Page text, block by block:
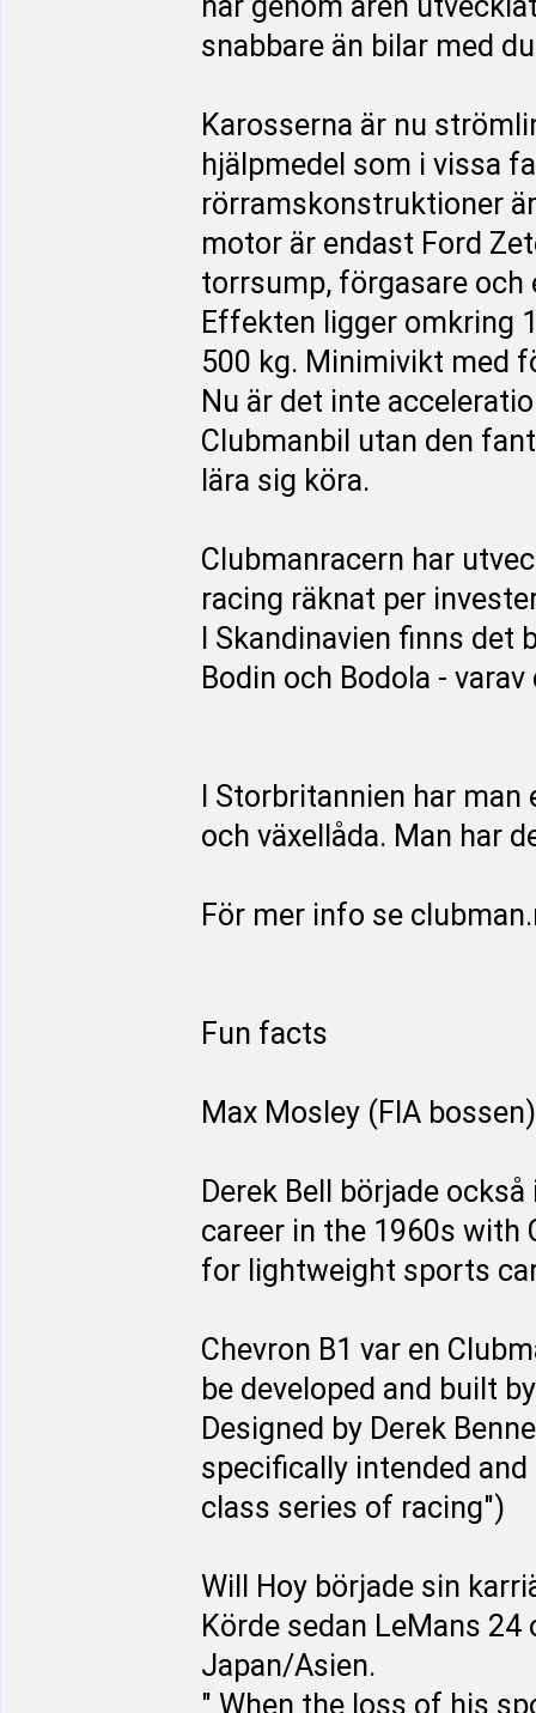
snabbare än bilar med
Karosserna är nu
hjälpmedel som i vissa
rörramskonstruktioner
motor är endast Ford
torrsump, förgasare och
Effekten ligger omkring
500 kg. Minimivikt med
Nu är det inte
Clubmanbil utan den
lära sig köra.
Clubmanracern har
racing räknat per
I Skandinavien finns
Bodin och Bodola -
I Storbritannien har
och växellåda. Man har
För mer info se
Fun facts
Max Mosley (FIA
Derek Bell började
career in the 1960s with
for lightweight sports
Chevron B1 var en
be developed and built
Designed by Derek
specifically intended
class series of racing")
Will Hoy började sin
Körde sedan LeMans
Japan/Asien.
" When the loss of his